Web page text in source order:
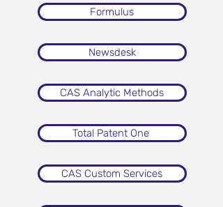
Formulus
Newsdesk
CAS Analytic Methods
Total Patent One
CAS Custom Services